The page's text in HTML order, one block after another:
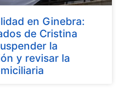
en Ginebra:
de Cristina
la
y revisar la